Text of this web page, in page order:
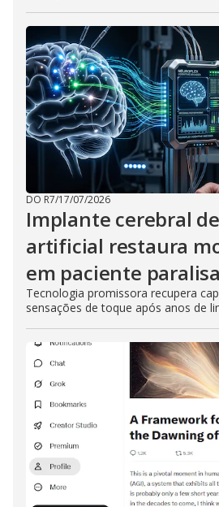
DO R7/17/07/2026
Implante cerebral
artificial restaura
em paciente
Tecnologia promissora recupera
sensações de toque após anos de